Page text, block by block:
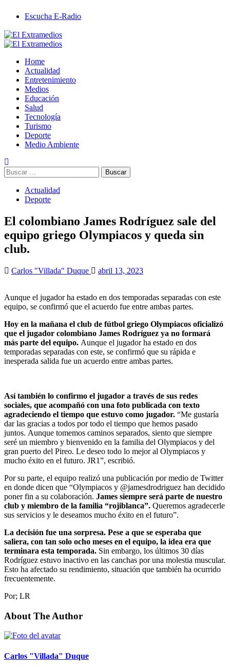
contenido
Escucha E-Radio
Primary
Home
Actualidad
Entretenimiento
Medios
Educación
Salud
Tecnología
Turismo
Deporte
Medio Ambiente
Buscar:
Actualidad
Deporte
El colombiano James Rodríguez sale del
equipo griego Olympiacos y queda sin
club.
Carlos "Villada" Duque abril 13, 2023
Aunque el jugador ha estado en dos temporadas separadas con este
equipo, se confirmó que el acuerdo fue entre ambas partes.
Hoy en la mañana el club de fútbol griego Olympiacos oficializó
que el jugador colombiano James Rodríguez ya no formará
más parte del equipo. Aunque el jugador ha estado en dos
temporadas separadas con este, se confirmó que su rápida e
inesperada salida fue un acuerdo entre ambas partes.
Así también lo confirmo el jugador a través de sus redes
sociales, que acompañó con una foto publicada con texto
agradeciendo el tiempo que estuvo como jugador. “Me gustaría
dar las gracias a todos por todo el tiempo que hemos pasado
juntos. Aunque tomemos caminos separados, siento que siempre
seré un miembro y bienvenido en la familia del Olympiacos y del
gran puerto del Pireo. Le deseo todo lo mejor al Olympiacos y
mucho éxito en el futuro. JR1”, escribió.
Por su parte, el equipo realizó una publicación por medio de Twitter
en donde dicen que “Olympiacos y @jamesdrodriguez han decidido
poner fin a su colaboración. James siempre será parte de nuestro
club y miembro de la familia “rojiblanca”. Queremos agradecerle
sus servicios y le deseamos mucho éxito en el futuro”.
La decisión fue una sorpresa. Pese a que se esperaba que
saliera, con tan solo ocho meses en el equipo, la idea era que
terminara esta temporada. Sin embargo, los últimos 30 días
Rodríguez estuvo inactivo en las canchas por una molestia muscular.
Esto ha afectado su rendimiento, situación que también ha ocurrido
frecuentemente.
Por; LR
About The Author
Carlos "Villada" Duque